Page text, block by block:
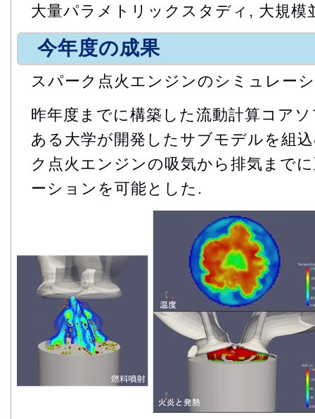
大量パラメトリックスタディ, 大規模
今年度の成果
スパーク点火エンジンのシミュレー
昨年度までに構築した流動計算コア
ある大学が開発したサブモデルを組
ク点火エンジンの吸気から排気まで
ーションを可能とした.